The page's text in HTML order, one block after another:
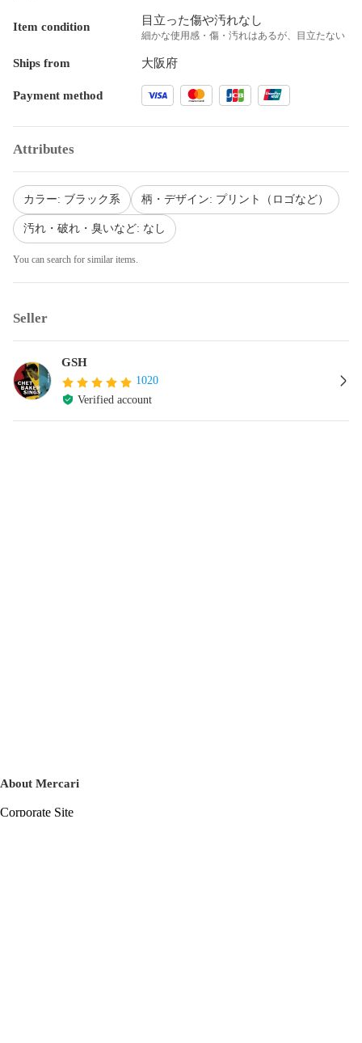
Item condition 目立った傷や汚れなし
細かな使用感・傷・汚れはあるが、目立たない
Ships from 大阪府
Payment method
Attributes
カラー: ブラック系 柄・デザイン: プリント（ロゴなど）
汚れ・破れ・臭いなど: なし
You can search for similar items.
Seller
GSH
1020
Verified account
About Mercari
Corporate Site